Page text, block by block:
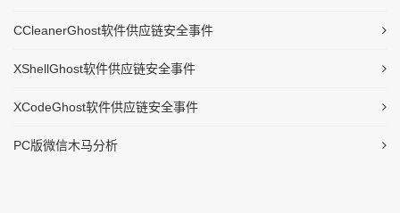
CCleanerGhost软件供应链安全事件
XShellGhost软件供应链安全事件
XCodeGhost软件供应链安全事件
PC版微信木马分析